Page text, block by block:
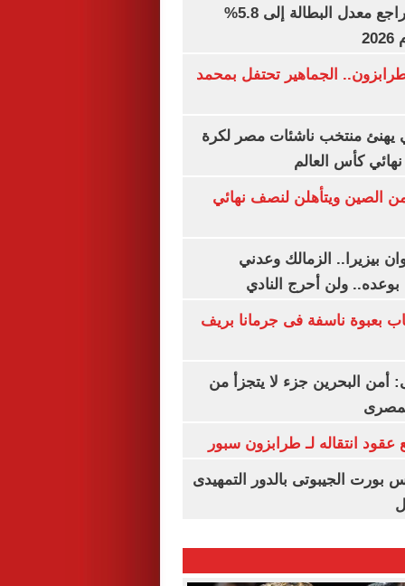
جهاز الإحصاء: تراجع معدل البطالة إلى 5.8%
الجماهير تحتفل بمحمد
يهنئ منتخب ناشئات مصر لكرة
كأس العالم
الصين ويتأهلن لنصف نهائي
بيزيرا.. الزمالك وعدني
ولن أحرج النادي
بعبوة ناسفة فى جرمانا بريف
أمن البحرين جزء لا يتجزأ من
انتقاله لـ طرابزون سبور
بورت الجيبوتى بالدور التمهيدى